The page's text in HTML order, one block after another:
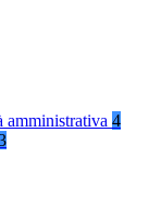
amministrativa 4